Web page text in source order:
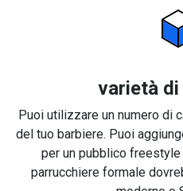
varietà
Puoi utilizzare un numero di
del tuo barbiere. Puoi
per un pubblico
parrucchiere formale